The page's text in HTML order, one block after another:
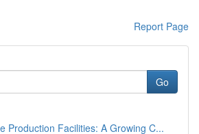
Report Page
Go
Production Facilities: A Growing C...